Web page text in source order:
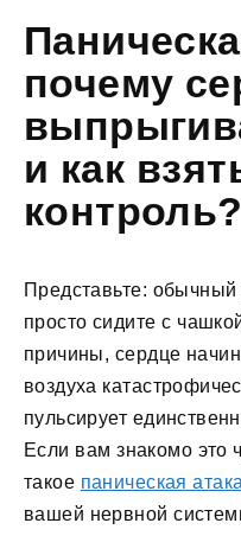
почему
и как
контроль?
Представьте:
просто сидите с
причины, сердце
воздуха
пульсирует
Если вам знакомо это
такое паническая атака
вашей нервной